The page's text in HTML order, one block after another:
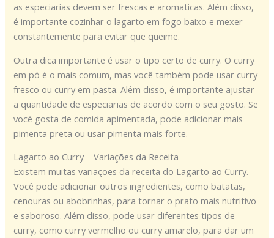
as especiarias devem ser frescas e aromaticas. Além disso,
é importante cozinhar o lagarto em fogo baixo e mexer
constantemente para evitar que queime.
Outra dica importante é usar o tipo certo de curry. O curry
em pó é o mais comum, mas você também pode usar curry
fresco ou curry em pasta. Além disso, é importante ajustar
a quantidade de especiarias de acordo com o seu gosto. Se
você gosta de comida apimentada, pode adicionar mais
pimenta preta ou usar pimenta mais forte.
Lagarto ao Curry – Variações da Receita
Existem muitas variações da receita do Lagarto ao Curry.
Você pode adicionar outros ingredientes, como batatas,
cenouras ou abobrinhas, para tornar o prato mais nutritivo
e saboroso. Além disso, pode usar diferentes tipos de
curry, como curry vermelho ou curry amarelo, para dar um